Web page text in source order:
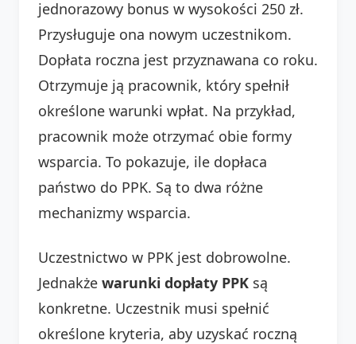
jednorazowy bonus w wysokości 250 zł.
Przysługuje ona nowym uczestnikom.
Dopłata roczna jest przyznawana co roku.
Otrzymuje ją pracownik, który spełnił
określone warunki wpłat. Na przykład,
pracownik może otrzymać obie formy
wsparcia. To pokazuje, ile dopłaca
państwo do PPK. Są to dwa różne
mechanizmy wsparcia.
Uczestnictwo w PPK jest dobrowolne.
Jednakże warunki dopłaty PPK są
konkretne. Uczestnik musi spełnić
określone kryteria, aby uzyskać roczną